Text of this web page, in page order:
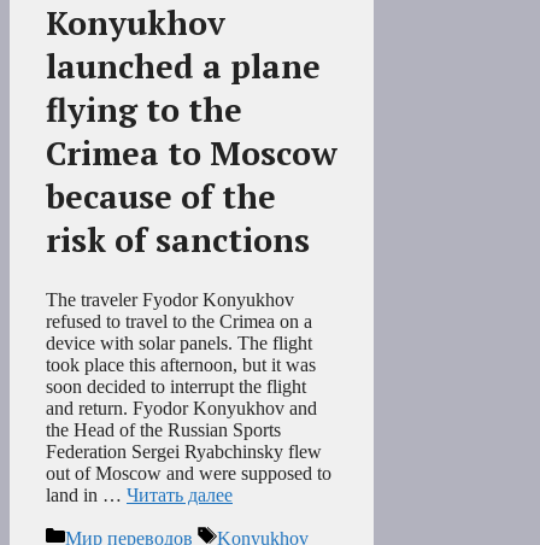
Konyukhov
launched a plane
flying to the
Crimea to Moscow
because of the
risk of sanctions
The traveler Fyodor Konyukhov
refused to travel to the Crimea on a
device with solar panels. The flight
took place this afternoon, but it was
soon decided to interrupt the flight
and return. Fyodor Konyukhov and
the Head of the Russian Sports
Federation Sergei Ryabchinsky flew
out of Moscow and were supposed to
land in … Читать далее
Рубрики
Мир переводов Метки
Konyukhov